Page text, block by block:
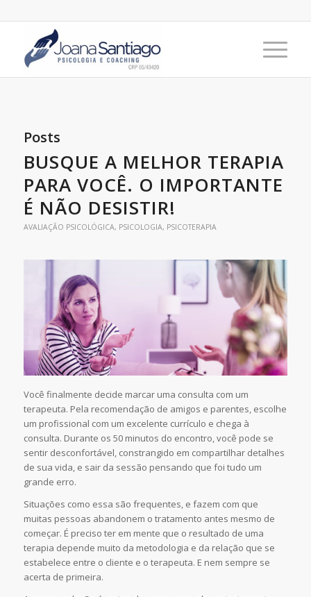
Posts
BUSQUE A MELHOR TERAPIA
PARA VOCÊ. O IMPORTANTE
É NÃO DESISTIR!
AVALIAÇÃO PSICOLÓGICA, PSICOLOGIA, PSICOTERAPIA
Você finalmente decide marcar uma consulta com um
terapeuta. Pela recomendação de amigos e parentes, escolhe
um profissional com um excelente currículo e chega à
consulta. Durante os 50 minutos do encontro, você pode se
sentir desconfortável, constrangido em compartilhar detalhes
de sua vida, e sair da sessão pensando que foi tudo um
grande erro.
Situações como essa são frequentes, e fazem com que
muitas pessoas abandonem o tratamento antes mesmo de
começar. É preciso ter em mente que o resultado de uma
terapia depende muito da metodologia e da relação que se
estabelece entre o cliente e o terapeuta. E nem sempre se
acerta de primeira.